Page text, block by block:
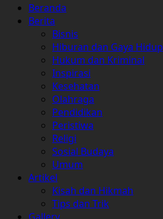
Primary
Menu
Beranda
Berita
Bisnis
Hiburan dan Gaya Hidup
Hukum dan Kriminal
Inspirasi
Kesehatan
Olahraga
Pendidikan
Peristiwa
Religi
Sosial Budaya
Umum
Artikel
Kisah dan Hikmah
Tips dan Trik